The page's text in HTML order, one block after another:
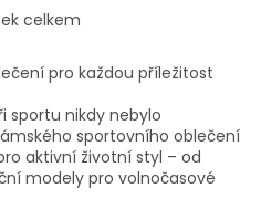
O
l
d
a
c
í
celkem
pro každou příležitost
sportu nikdy nebylo
sportovního oblečení
aktivní životní styl – od
modely pro volnočasové